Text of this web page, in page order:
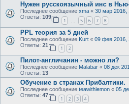
Нужен русскоязычный инс в
Последнее сообщение xma « 30 мар 2016,
Ответы: 109
1 … 5 6 7 8
PPL теория за 5 дней
Последнее сообщение Kurt « 09 фев 2016,
Ответы: 21
1 2
Пилот-англичанин - можно ли?
Последнее сообщение Malabar « 08 дек
Ответы: 13
Обучение в странах Прибалтики.
Последнее сообщение teawithlemon « 05
Ответы: 47
1 2 3 4